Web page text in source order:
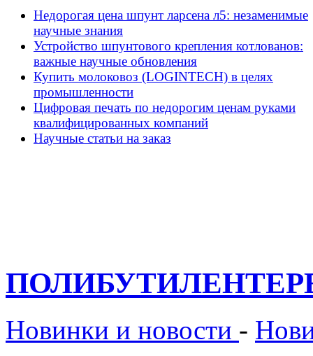
Недорогая цена шпунт ларсена л5: незаменимые
научные знания
Устройство шпунтового крепления котлованов:
важные научные обновления
Купить молоковоз (LOGINTECH) в целях
промышленности
Цифровая печать по недорогим ценам руками
квалифицированных компаний
Научные статьи на заказ
Новинки и новости -